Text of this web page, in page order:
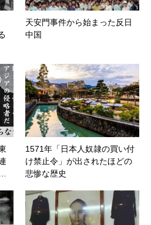
天安門事件から始まった反日
中国
1571年「日本人奴隷の買い付
け禁止令」が出されたほどの
悲惨な歴史